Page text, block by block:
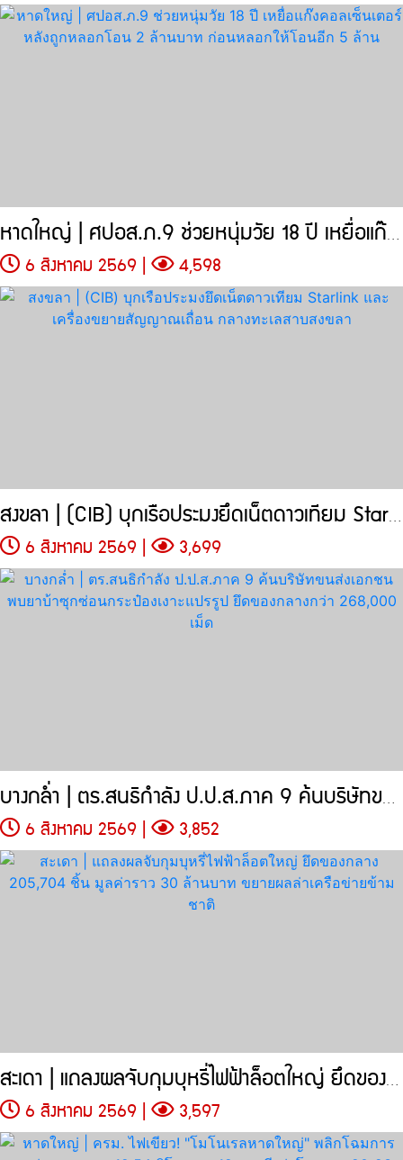
หาดใหญ่ | ศปอส.ภ.9 ช่วยหนุ่มวัย 18 ปี เหยื่อแก๊งคอลเซ็นเตอร์
6 สิงหาคม 2569 | 4,598
สงขลา | (CIB) บุกเรือประมงยึดเน็ตดาวเทียม Starlink
6 สิงหาคม 2569 | 3,699
บางกล่ำ | ตร.สนธิกำลัง ป.ป.ส.ภาค 9 ค้นบริษัทขนส่งเอกชน
6 สิงหาคม 2569 | 3,852
สะเดา | แถลงผลจับกุมบุหรี่ไฟฟ้าล็อตใหญ่ ยึดของกลาง 205,704 ชิ้น
6 สิงหาคม 2569 | 3,597